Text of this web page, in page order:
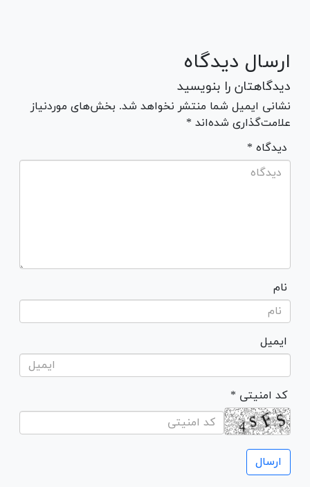
ارسال دیدگاه
دیدگاهتان را بنویسید
نشانی ایمیل شما منتشر نخواهد شد. بخش‌های موردنیاز
علامت‌گذاری شده‌اند *
* دیدگاه
نام
ایمیل
* کد امنیتی